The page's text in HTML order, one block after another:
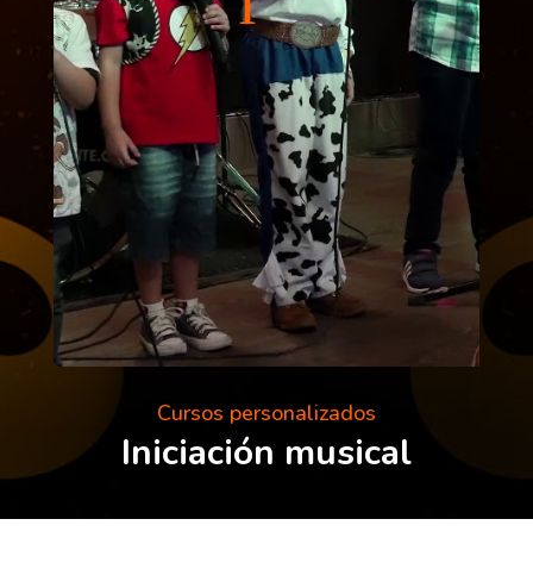
Cursos personalizados
Iniciación musical